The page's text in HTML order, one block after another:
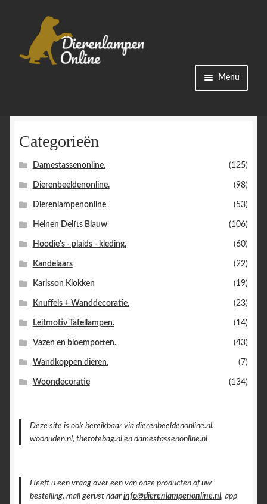
navigatie
inhoud
Menu
Categorieën
Bestellingen
Accountgegevens
Categorieën
Damestassenonline. (125)
Dierenbeeldenonline. (98)
Dierenlampenonline (53)
Heinen Delfts Blauw (106)
Hoodie's - plaids - kleding. (60)
Kandelaars (22)
Karlsson Klokken (19)
Knuffels + Wanddecoratie. (23)
Leitmotiv Tafellampen. (14)
Vazen en bloempotten. (43)
Wandkoppen dieren. (7)
Woondecoratie (134)
Deze site is ook bereikbaar via dierenbeeldenonline.nl,
woonuden.nl, thetotebag.nl en damestassenonline.nl
Heeft u een vraag over een van onze producten of uw
bestelling, mail gerust naar info@dierenlampenonline.nl, app